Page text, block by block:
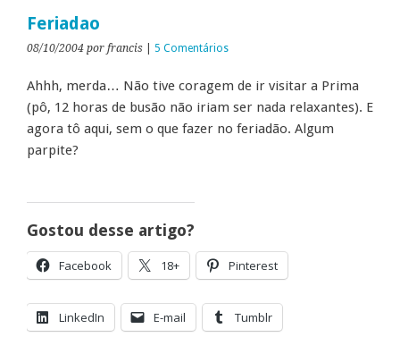
Feriadao
08/10/2004 por francis 5 Comentários
Ahhh, merda… Não tive coragem de ir visitar a Prima
(pô, 12 horas de busão não iriam ser nada relaxantes). E
agora tô aqui, sem o que fazer no feriadão. Algum
parpite?
Gostou desse artigo?
Facebook 18+ Pinterest
LinkedIn E-mail Tumblr